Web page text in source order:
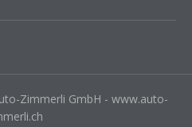
Zimmerli GmbH - www.auto-